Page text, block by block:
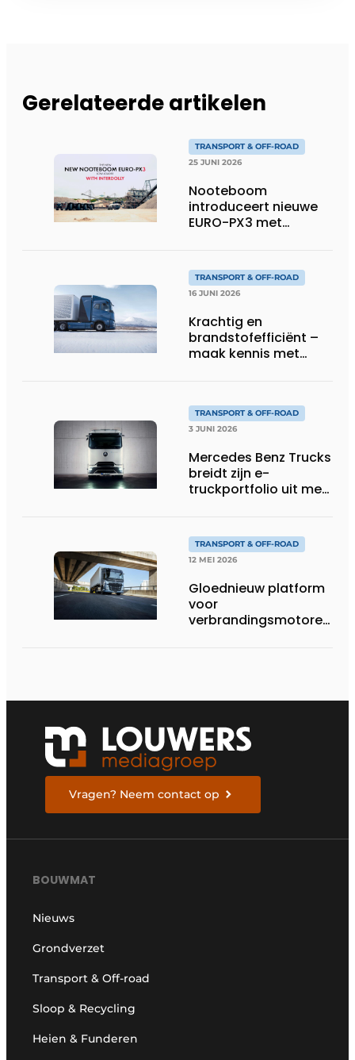
Gerelateerde artikelen
TRANSPORT & OFF-ROAD
25 JUNI 2026
Nooteboom
introduceert nieuwe
EURO-PX3 met
flexibiliteit in speciaal
transport
TRANSPORT & OFF-ROAD
16 JUNI 2026
Krachtig en
brandstofefficiënt –
maak kennis met
TRANSPORT & OFF-ROAD
3 JUNI 2026
Mercedes Benz Trucks
breidt zijn e-
truckportfolio uit met
TRANSPORT & OFF-ROAD
12 MEI 2026
Gloednieuw platform
voor
verbrandingsmotoren
breed scala aan
brandstoffen
Vragen? Neem contact op
BOUWMAT
Nieuws
Grondverzet
Transport & Off-road
Sloop & Recycling
Heien & Funderen